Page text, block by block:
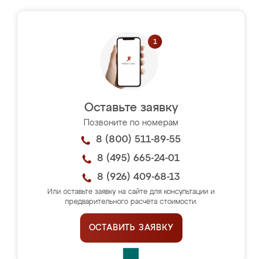
Оставьте заявку
Позвоните по номерам
8 (800) 511-89-55
8 (495) 665-24-01
8 (926) 409-68-13
Или оставьте заявку на сайте для консультации и
предварительного расчёта стоимости.
ОСТАВИТЬ ЗАЯВКУ